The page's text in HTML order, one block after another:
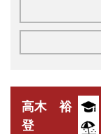
高木 裕
登